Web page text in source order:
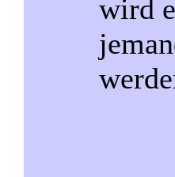
wird